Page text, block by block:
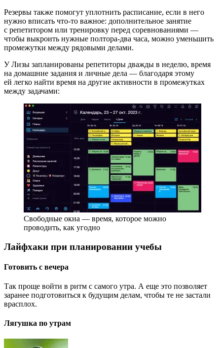
Резервы также помогут уплотнить расписание, если в него
нужно вписать что-то важное: дополнительное занятие
с репетитором или тренировку перед соревнованиями —
чтобы выкроить нужные полтора-два часа, можно уменьшить
промежутки между рядовыми делами.
У Лизы запланированы репетиторы дважды в неделю, время
на домашние задания и личные дела — благодаря этому
ей легко найти время на другие активности в промежутках
между задачами:
Свободные окна — время, которое можно
проводить, как угодно
Лайфхаки при планировании учебы
Готовить с вечера
Так проще войти в ритм с самого утра. А еще это позволяет
заранее подготовиться к будущим делам, чтобы те не застали
врасплох.
Лягушка по утрам